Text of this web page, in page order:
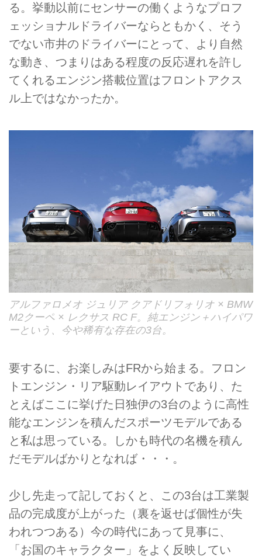
る。挙動以前にセンサーの働くようなプロフ
ェッショナルドライバーならともかく、そう
でない市井のドライバーにとって、より自然
な動き、つまりはある程度の反応遅れを許し
てくれるエンジン搭載位置はフロントアクス
ル上ではなかったか。
アルファロメオ ジュリア クアドリフォリオ × BMW
M2クーペ × レクサス RC F。純エンジン＋ハイパワ
ーという、今や稀有な存在の3台。
要するに、お楽しみはFRから始まる。フロン
トエンジン・リア駆動レイアウトであり、た
とえばここに挙げた日独伊の3台のように高性
能なエンジンを積んだスポーツモデルである
と私は思っている。しかも時代の名機を積ん
だモデルばかりとなれば・・・。
少し先走って記しておくと、この3台は工業製
品の完成度が上がった（裏を返せば個性が失
われつつある）今の時代にあって見事に、
「お国のキャラクター」をよく反映してい